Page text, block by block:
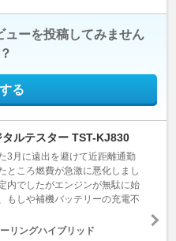
ューを投稿してみません
る
ルテスター TST-KJ830
3月に遠出を避けて近距離通勤
ところ燃費が急激に悪化しまし
内でしたがエンジンが無駄に始
もしや補機バッテリーの充電不
リングハイブリッド